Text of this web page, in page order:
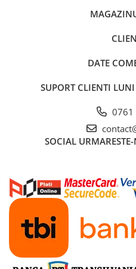
DATE
SUPORT CLIENTI
0761
SOCIAL